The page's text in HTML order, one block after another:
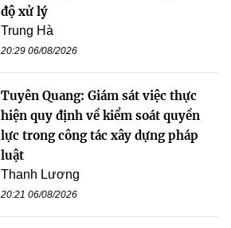
độ xử lý
Trung Hà
20:29 06/08/2026
Tuyên Quang: Giám sát việc thực
hiện quy định về kiểm soát quyền
lực trong công tác xây dựng pháp
luật
Thanh Lương
20:21 06/08/2026